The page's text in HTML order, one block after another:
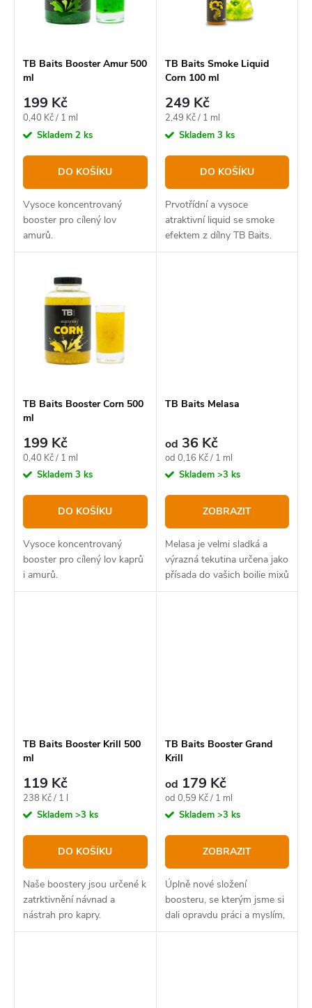
o
d
u
k
t
ů
r
o
d
u
k
t
ů
TB Baits Booster Amur 500
ml
199 Kč
Měrná
cena:
0,40 Kč / 1 ml
Skladem 2 ks
DO KOŠÍKU
Vysoce koncentrovaný
booster pro cílený lov
amurů.
TB Baits Smoke Liquid
Corn 100 ml
249 Kč
Měrná
cena:
2,49 Kč / 1 ml
Skladem 3 ks
DO KOŠÍKU
Prvotřídní a vysoce
atraktivní liquid se smoke
efektem z dílny TB Baits.
TB Baits Booster Corn 500
ml
199 Kč
Měrná
cena:
0,40 Kč / 1 ml
Skladem 3 ks
DO KOŠÍKU
Vysoce koncentrovaný
booster pro cílený lov kaprů
i amurů.
TB Baits Melasa
od 36 Kč
Měrná
cena:
od 0,16 Kč / 1 ml
Skladem >3 ks
ZOBRAZIT
Melasa je velmi sladká a
výrazná tekutina určena jako
přísada do vašich boilie mixů
nebo s ní lze i boosterovat
TB Baits Booster Krill 500
ml
119 Kč
Měrná
cena:
238 Kč / 1 l
Skladem >3 ks
DO KOŠÍKU
Naše boostery jsou určené k
zatrktivnění návnad a
nástrah pro kapry.
TB Baits Booster Grand
Krill
od 179 Kč
Měrná
cena:
od 0,59 Kč / 1 ml
Skladem >3 ks
ZOBRAZIT
Úplně nové složení
boosteru, se kterým jsme si
dali opravdu práci a myslím,
že můžeme být právem hrdí!